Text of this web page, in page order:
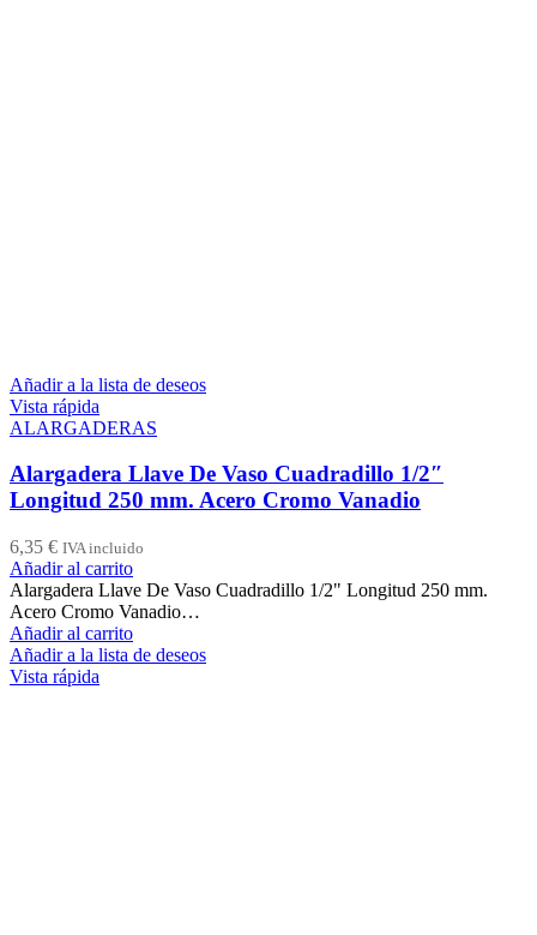
Añadir a la lista de deseos
Vista rápida
ALARGADERAS
Alargadera Llave De Vaso Cuadradillo 1/2″
Longitud 250 mm. Acero Cromo Vanadio
6,35 € IVA incluido
Añadir al carrito
Alargadera Llave De Vaso Cuadradillo 1/2" Longitud 250 mm.
Acero Cromo Vanadio…
Añadir al carrito
Añadir a la lista de deseos
Vista rápida